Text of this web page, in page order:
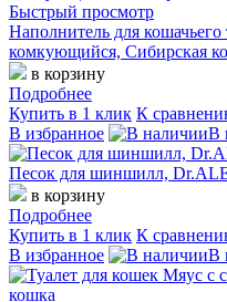
Быстрый просмотр
Наполнитель для кошачьего
комкующийся, Сибирская
в корзину
Подробнее
Купить в 1 клик К
В избранное
В
Песок для шиншилл,
в корзину
Подробнее
Купить в 1 клик К
В избранное
В